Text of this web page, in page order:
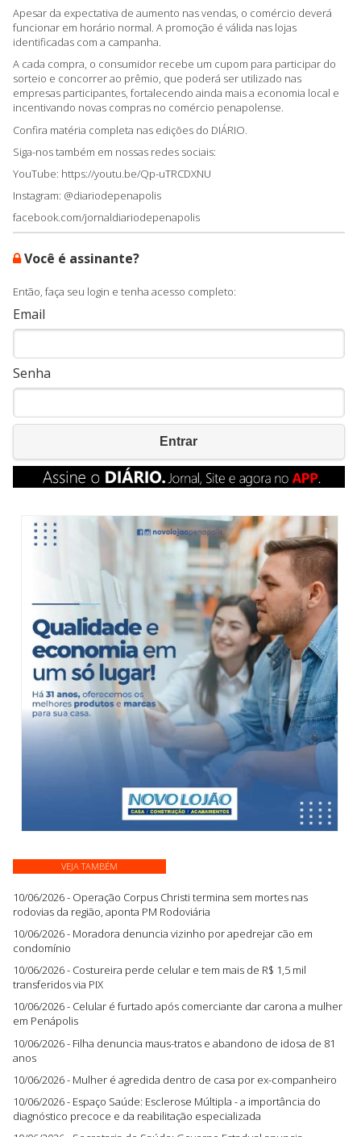
Apesar da expectativa de aumento nas vendas, o comércio deverá
funcionar em horário normal. A promoção é válida nas lojas
identificadas com a campanha.
A cada compra, o consumidor recebe um cupom para participar do
sorteio e concorrer ao prêmio, que poderá ser utilizado nas
empresas participantes, fortalecendo ainda mais a economia local e
incentivando novas compras no comércio penapolense.
Confira matéria completa nas edições do DIÁRIO.
Siga-nos também em nossas redes sociais:
YouTube: https://youtu.be/Qp-uTRCDXNU
Instagram: @diariodepenapolis
facebook.com/jornaldiariodepenapolis
Você é assinante?
Então, faça seu login e tenha acesso completo:
Email
Senha
Entrar
VEJA TAMBÉM
10/06/2026 - Operação Corpus Christi termina sem mortes nas
rodovias da região, aponta PM Rodoviária
10/06/2026 - Moradora denuncia vizinho por apedrejar cão em
condomínio
10/06/2026 - Costureira perde celular e tem mais de R$ 1,5 mil
transferidos via PIX
10/06/2026 - Celular é furtado após comerciante dar carona a mulher
em Penápolis
10/06/2026 - Filha denuncia maus-tratos e abandono de idosa de 81
anos
10/06/2026 - Mulher é agredida dentro de casa por ex-companheiro
10/06/2026 - Espaço Saúde: Esclerose Múltipla - a importância do
diagnóstico precoce e da reabilitação especializada